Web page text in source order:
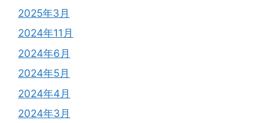
2025年3月
2024年11月
2024年6月
2024年5月
2024年4月
2024年3月